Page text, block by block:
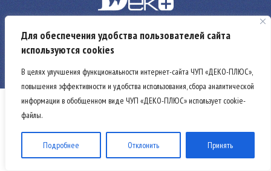
Для обеспечения удобства пользователей сайта
используются cookies
В целях улучшения функциональности интернет-сайта ЧУП «ДЕКО-ПЛЮС»,
повышения эффективности и удобства использования, сбора аналитической
информации в обобщенном виде ЧУП «ДЕКО-ПЛЮС» использует cookie-
файлы.
Подробнее Отклонить Принять
ЧУП «Деко-Плюс», УНП 290473403, ОКПО 29267801
225306 г. Кобрин, ул. Дзержинского, 24 А-3,
Директор: Подгурский Николай Николаевич